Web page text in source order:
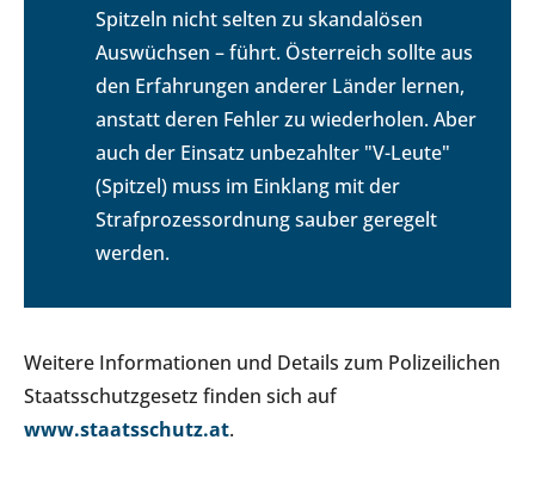
Spitzeln nicht selten zu skandalösen
Auswüchsen – führt. Österreich sollte aus
den Erfahrungen anderer Länder lernen,
anstatt deren Fehler zu wiederholen. Aber
auch der Einsatz unbezahlter "V-Leute"
(Spitzel) muss im Einklang mit der
Strafprozessordnung sauber geregelt
werden.
Weitere Informationen und Details zum Polizeilichen
Staatsschutzgesetz finden sich auf
www.staatsschutz.at.